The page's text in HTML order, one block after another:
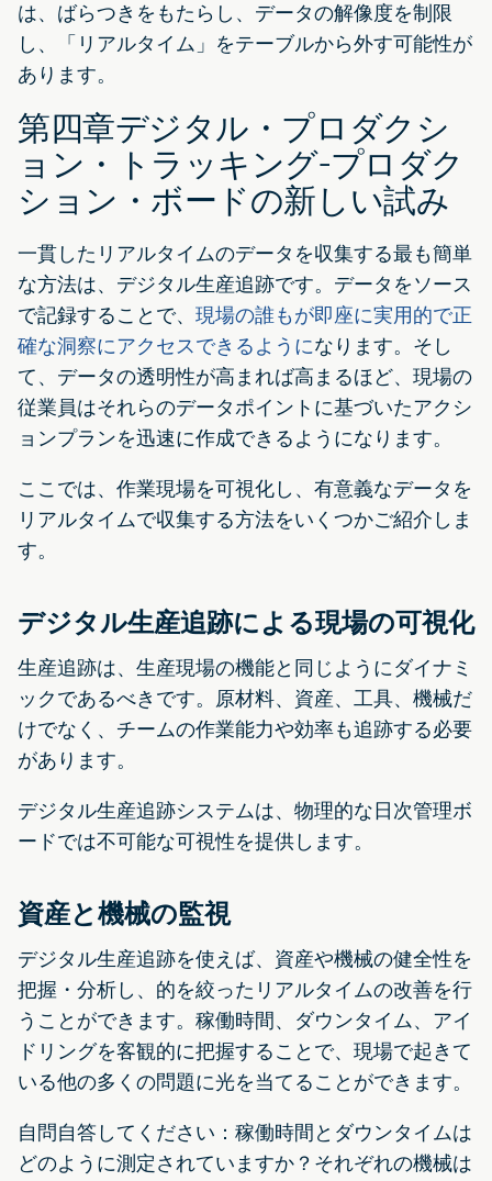
は、ばらつきをもたらし、データの解像度を制限
し、「リアルタイム」をテーブルから外す可能性が
あります。
第四章デジタル・プロダクシ
ョン・トラッキング-プロダク
ション・ボードの新しい試み
一貫したリアルタイムのデータを収集する最も簡単
な方法は、デジタル生産追跡です。データをソース
で記録することで、 現場の誰もが即座に実用的で正
確な洞察にアクセスできるようになります。そし
て、データの透明性が高まれば高まるほど、現場の
従業員はそれらのデータポイントに基づいたアクシ
ョンプランを迅速に作成できるようになります。
ここでは、作業現場を可視化し、有意義なデータを
リアルタイムで収集する方法をいくつかご紹介しま
す。
デジタル生産追跡による現場の可視化
生産追跡は、生産現場の機能と同じようにダイナミ
ックであるべきです。原材料、資産、工具、機械だ
けでなく、チームの作業能力や効率も追跡する必要
があります。
デジタル生産追跡システムは、物理的な日次管理ボ
ードでは不可能な可視性を提供します。
資産と機械の監視
デジタル生産追跡を使えば、資産や機械の健全性を
把握・分析し、的を絞ったリアルタイムの改善を行
うことができます。稼働時間、ダウンタイム、アイ
ドリングを客観的に把握することで、現場で起きて
いる他の多くの問題に光を当てることができます。
自問自答してください：稼働時間とダウンタイムは
どのように測定されていますか？それぞれの機械は